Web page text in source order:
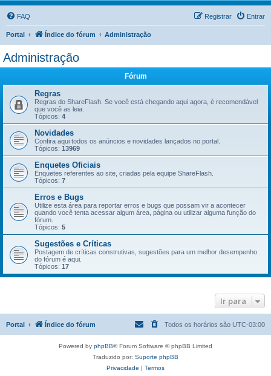
FAQ Entrar
Registrar
Portal Índice do fórum Administração
Administração
Fórum
Regras
Regras do ShareFlash. Se você está chegando aqui agora, é recomendável
que você as leia.
Tópicos: 4
Novidades
Confira aqui todos os anúncios e novidades lançados no portal.
Tópicos: 13969
Enquetes Oficiais
Enquetes referentes ao site, criadas pela equipe ShareFlash.
Tópicos: 7
Erros e Bugs
Utilize esta área para reportar erros e bugs que possam vir a acontecer
quando você tenta acessar algum área, página ou utilizar alguma função do
fórum.
Tópicos: 5
Sugestões e Críticas
Postagem de críticas construtivas, sugestões para um melhor desempenho
do fórum é aqui.
Tópicos: 17
Ir para
Portal Índice do fórum Todos os horários são UTC-03:00
Powered by phpBB® Forum Software © phpBB Limited
Traduzido por: Suporte phpBB
Privacidade | Termos